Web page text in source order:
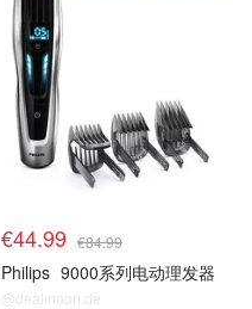
€44.99 €84.99
Philips 9000系列电动理发器
@dealmoon.de